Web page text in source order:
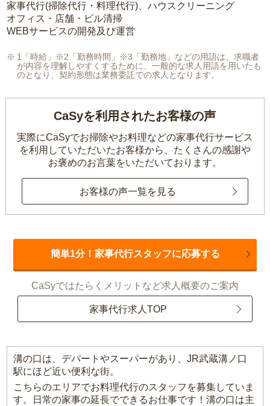
家事代行(掃除代行・料理代行)、ハウスクリーニング
オフィス・店舗・ビル清掃
WEBサービスの開発及び運営
1「時給」※2「勤務時間」※3「勤務地」などの用語は、求職者
が内容を理解しやすくするために、一般的な求人用語を用いたも
のとなり、契約形態は業務委託での求人となります。
CaSyを利用されたお客様の声
実際にCaSyでお掃除やお料理などの家事代行サービス
を利用していただいたお客様から、 たくさんの感謝や
お褒めのお言葉をいただいております。
お客様の声一覧を見る
簡単1分！家事代行スタッフに応募する
CaSyではたらくメリットなど求人概要のご案内
家事代行求人TOP
溝の口は、デパートやスーパーがあり、JR武蔵溝ノ口
駅にほど近い便利な街。
こちらのエリアでお料理代行のスタッフを募集していま
す。日常の家事の延長でできるお仕事です！溝の口は主